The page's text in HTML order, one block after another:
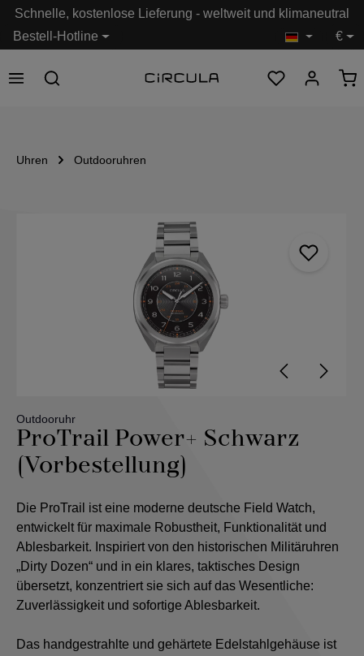
springen
Bestell-Hotline
Schnelle, kostenlose Lieferung - weltweit und klimaneutral
€
Uhren Outdooruhren
Bildergalerie überspringen
Outdooruhr
ProTrail Power+ Schwarz
(Vorbestellung)
Die ProTrail ist eine moderne deutsche Field Watch,
entwickelt für maximale Robustheit, Funktionalität und
Ablesbarkeit. Inspiriert von den historischen Militäruhren
„Dirty Dozen“ und in ein klares, taktisches Design
übersetzt, konzentriert sie sich auf das Wesentliche:
Zuverlässigkeit und sofortige Ablesbarkeit.
Das handgestrahlte und gehärtete Edelstahlgehäuse ist